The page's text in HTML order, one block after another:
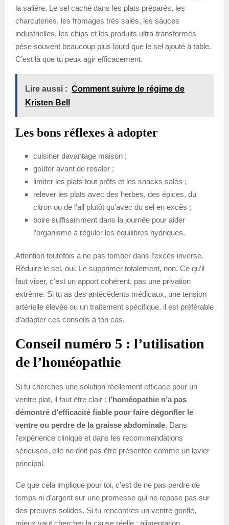
la salière. Le sel caché dans les plats préparés, les
charcuteries, les fromages très salés, les sauces
industrielles, les chips et les produits ultra-transformés
pèse souvent beaucoup plus lourd que le sel ajouté à table.
C’est là que tu peux agir efficacement.
Lire aussi : Comment suivre le régime de
Kristen Bell
Les bons réflexes à adopter
cuisiner davantage maison ;
goûter avant de resaler ;
limiter les plats tout prêts et les snacks salés ;
relever les plats avec des herbes, des épices, du
citron ou de l’ail plutôt qu’avec du sel en excès ;
boire suffisamment dans la journée pour aider
l’organisme à réguler les équilibres hydriques.
Attention toutefois à ne pas tomber dans l’excès inverse.
Réduire le sel, oui. Le supprimer totalement, non. Ce qu’il
faut viser, c’est un apport cohérent, pas une privation
extrême. Si tu as des antécédents médicaux, une tension
artérielle élevée ou un traitement spécifique, il est préférable
d’adapter ces conseils à ton cas.
Conseil numéro 5 : l’utilisation
de l’homéopathie
Si tu cherches une solution réellement efficace pour un
ventre plat, il faut être clair : l’homéopathie n’a pas
démontré d’efficacité fiable pour faire dégonfler le
ventre ou perdre de la graisse abdominale. Dans
l’expérience clinique et dans les recommandations
sérieuses, elle ne doit pas être présentée comme un levier
principal.
Ce que cela implique pour toi, c’est de ne pas perdre de
temps ni d’argent sur une promesse qui ne repose pas sur
des preuves solides. Si tu rencontres un ventre gonflé,
mieux vaut chercher la cause réelle : alimentation,